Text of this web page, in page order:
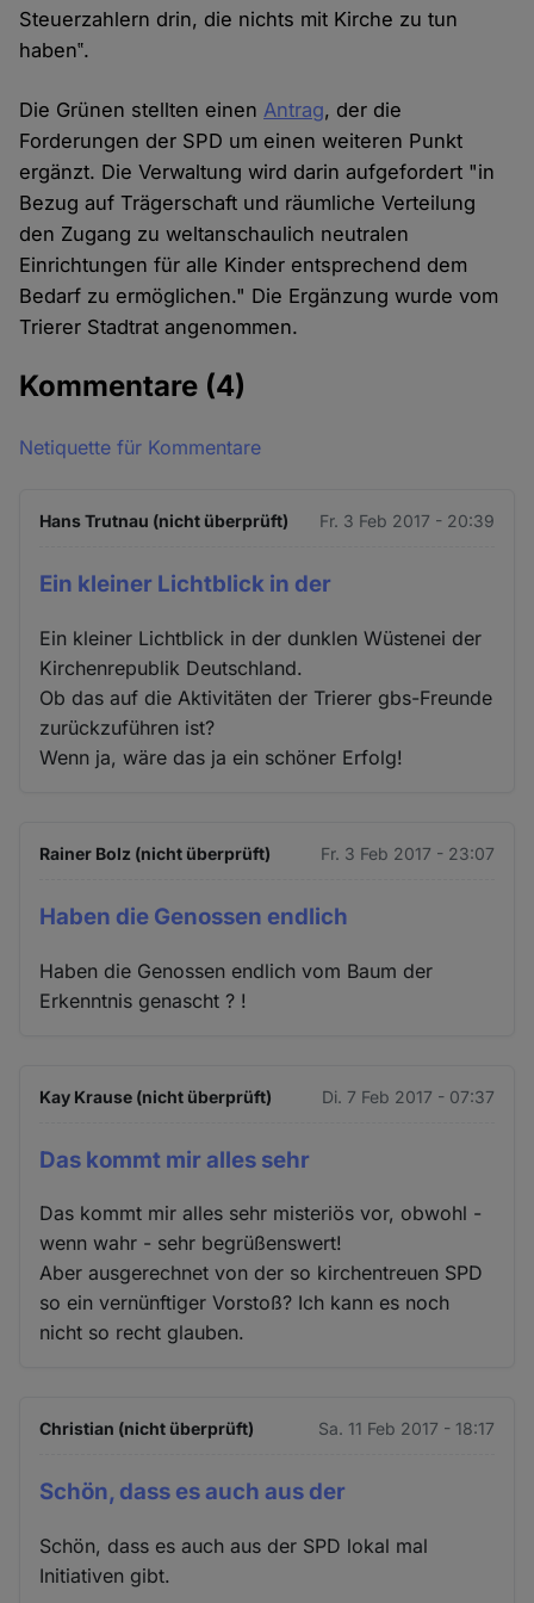
Steuerzahlern drin, die nichts mit Kirche zu tun
haben‟.
Die Grünen stellten einenAntrag, der die
Forderungen der SPD um einen weiteren Punkt
ergänzt. Die Verwaltung wird darin aufgefordert "in
Bezug auf Trägerschaft und räumliche Verteilung
den Zugang zu weltanschaulich neutralen
Einrichtungen für alle Kinder entsprechend dem
Bedarf zu ermöglichen." Die Ergänzung wurde vom
Trierer Stadtrat angenommen.
Kommentare (4)
Netiquette für Kommentare
Hans Trutnau (nicht überprüft) Fr. 3 Feb 2017 - 20:39
Ein kleiner Lichtblick in der
Ein kleiner Lichtblick in der dunklen Wüstenei der
Kirchenrepublik Deutschland.
Ob das auf die Aktivitäten der Trierer gbs-Freunde
zurückzuführen ist?
Wenn ja, wäre das ja ein schöner Erfolg!
Rainer Bolz (nicht überprüft) Fr. 3 Feb 2017 - 23:07
Haben die Genossen endlich
Haben die Genossen endlich vom Baum der
Erkenntnis genascht ? !
Kay Krause (nicht überprüft) Di. 7 Feb 2017 - 07:37
Das kommt mir alles sehr
Das kommt mir alles sehr misteriös vor, obwohl -
wenn wahr - sehr begrüßenswert!
Aber ausgerechnet von der so kirchentreuen SPD
so ein vernünftiger Vorstoß? Ich kann es noch
nicht so recht glauben.
Christian (nicht überprüft) Sa. 11 Feb 2017 - 18:17
Schön, dass es auch aus der
Schön, dass es auch aus der SPD lokal mal
Initiativen gibt.